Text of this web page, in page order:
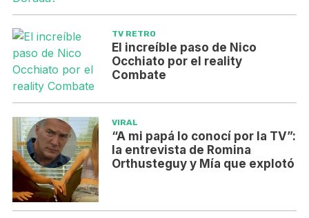
TV RETRO
El increíble paso de Nico
Occhiato por el reality
Combate
VIRAL
“A mi papá lo conocí por la TV”:
la entrevista de Romina
Orthusteguy y Mía que explotó